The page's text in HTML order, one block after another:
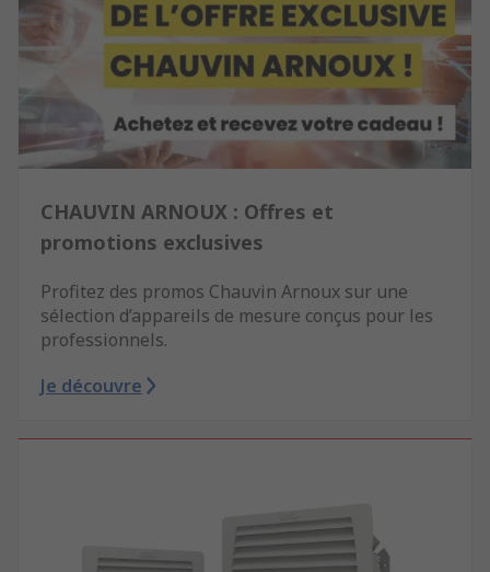
CHAUVIN ARNOUX : Offres et
promotions exclusives
Profitez des promos Chauvin Arnoux sur une
sélection d’appareils de mesure conçus pour les
professionnels.
Je découvre